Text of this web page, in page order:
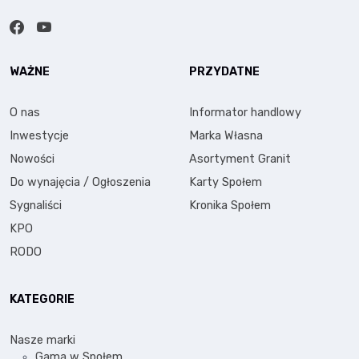
WAŻNE
O nas
Inwestycje
Nowości
Do wynajęcia / Ogłoszenia
Sygnaliści
KPO
RODO
PRZYDATNE
Informator handlowy
Marka Własna
Asortyment Granit
Karty Społem
Kronika Społem
KATEGORIE
Nasze marki